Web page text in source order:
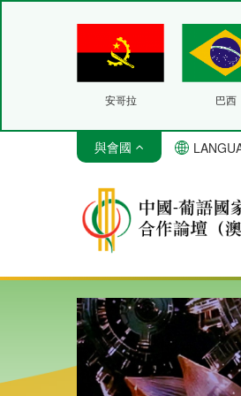
安哥拉 巴西
與會國